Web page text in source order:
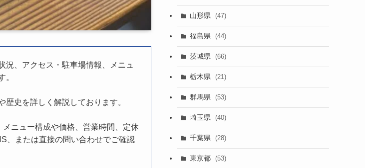
、アクセス・駐車場情報、メニュ
。
史を詳しく解説しております。
ニュー構成や価格、営業時間、定休
、または直接の問い合わせでご確認
山形県 (47)
福島県 (44)
茨城県 (66)
栃木県 (21)
群馬県 (53)
埼玉県 (40)
千葉県 (28)
東京都 (53)